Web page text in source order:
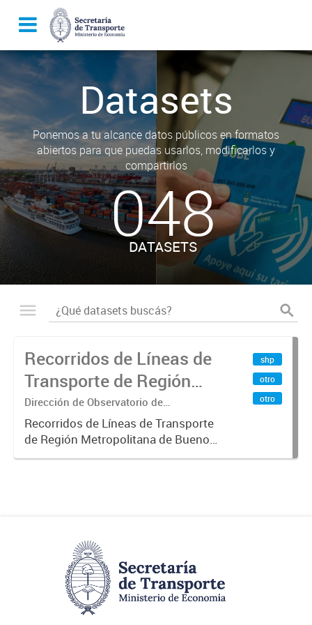
Datasets
Ponemos a tu alcance datos públicos en formatos
abiertos para que puedas usarlos, modificarlos y
compartirlos
048
DATASETS
Recorridos de Líneas de
Transporte de Región
Metropolitana de
Buenos Aires (RMBA)
Dirección de Observatorio de
Transporte, Estudio y Sistemas
Recorridos de Líneas de Transporte
de Región Metropolitana de Buenos
Aires (RMBA).-
shp
otro
otro